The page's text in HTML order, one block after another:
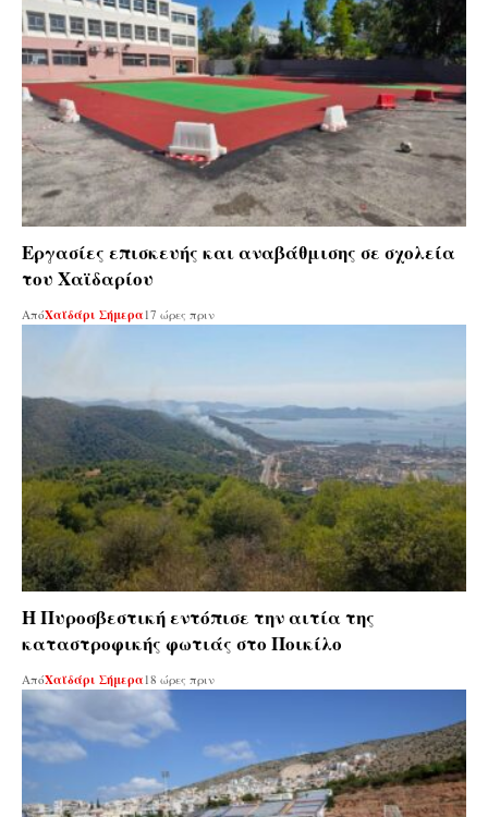
Εργασίες επισκευής και αναβάθμισης σε σχολεία
του Χαϊδαρίου
ΑπόΧαϊδάρι Σήμερα17 ώρες πριν
Η Πυροσβεστική εντόπισε την αιτία της
καταστροφικής φωτιάς στο Ποικίλο
ΑπόΧαϊδάρι Σήμερα 18 ώρες πριν